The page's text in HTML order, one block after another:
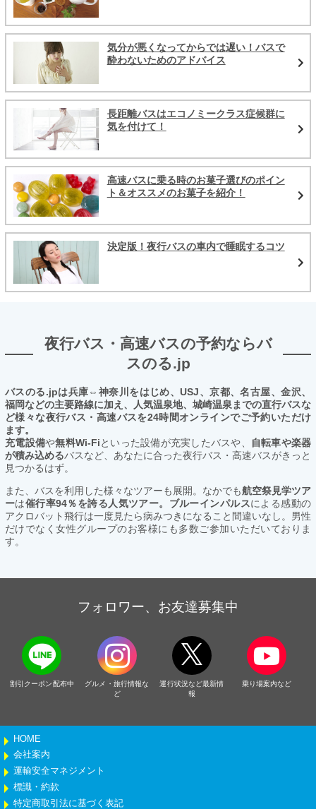
気分が悪くなってからでは遅い！バスで
酔わないためのアドバイス
長距離バスはエコノミークラス症候群に
気を付けて！
高速バスに乗る時のお菓子選びのポイン
ト＆オススメのお菓子を紹介！
決定版！夜行バスの車内で睡眠するコツ
夜行バス・高速バスの予約ならバ
スのる.jp
バスのる.jpは兵庫⇔神奈川をはじめ、USJ、京都、名古屋、金沢、
福岡などの主要路線に加え、人気温泉地、城崎温泉までの直行バスな
ど様々な夜行バス・高速バスを24時間オンラインでご予約いただけ
ます。
充電設備や無料Wi-Fiといった設備が充実したバスや、
自転車や楽器
が積み込めるバスなど、あなたに合った夜行バス・高速バスがきっと
見つかるはず。
また、バスを利用した様々なツアーも展開。なかでも航空祭見学ツア
ーは催行率94％を誇る人気ツアー。ブルーインパルスによる感動の
アクロバット飛行は一度見たら病みつきになること間違いなし。男性
だけでなく女性グループのお客様にも多数ご参加いただいておりま
す。
フォロワー、お友達募集中
割引クーポン配布中
グルメ・旅行情報な
ど
運行状況など最新情
報
乗り場案内など
HOME
会社案内
運輸安全マネジメント
標識・約款
特定商取引法に基づく表記